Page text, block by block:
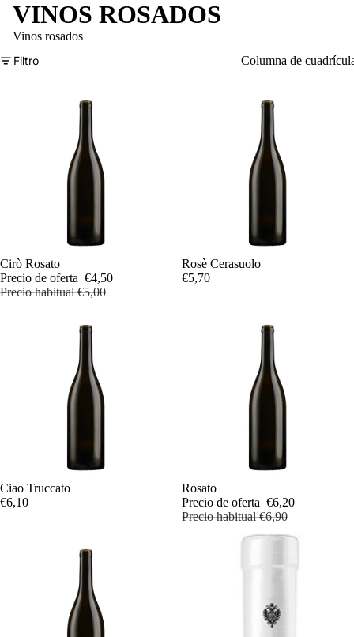
VINOS ROSADOS
Vinos rosados
Filtro
Columna de
Oferta
Cirò Rosato
Precio de oferta €4,50
Precio habitual€5,00
Rosè Cerasuolo
€5,70
Ciao Truccato
€6,10
Oferta
Rosato
Precio de oferta €6,20
Precio habitual€6,90